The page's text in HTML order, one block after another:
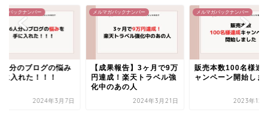
ガバックナンバー
果報告】3ヶ月で9万
成！楽天トラベル強
2024年3月21日
メルマガバックナンバー
販売本数100名様達成キ
ャンペーン開始しました
2023年12月10日
メルマガバックナンバー
236人分のブログの
を手に入れた！！！
2024年3